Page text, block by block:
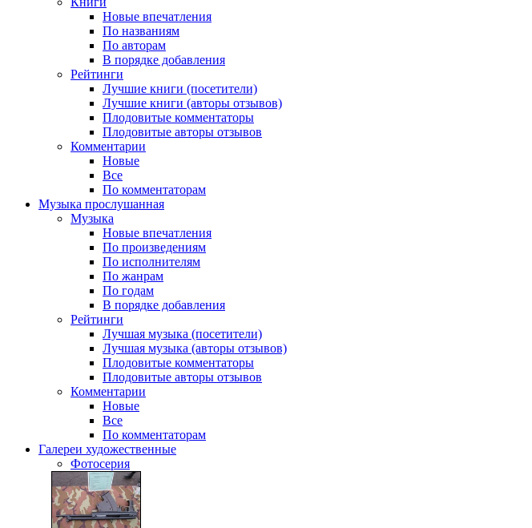
Новые впечатления
По названиям
По авторам
В порядке добавления
Рейтинги
Лучшие книги (посетители)
Лучшие книги (авторы отзывов)
Плодовитые комментаторы
Плодовитые авторы отзывов
Комментарии
Новые
Все
По комментаторам
Музыка прослушанная
Музыка
Новые впечатления
По произведениям
По исполнителям
По жанрам
По годам
В порядке добавления
Рейтинги
Лучшая музыка (посетители)
Лучшая музыка (авторы отзывов)
Плодовитые комментаторы
Плодовитые авторы отзывов
Комментарии
Новые
Все
По комментаторам
Галереи художественные
Фотосерия